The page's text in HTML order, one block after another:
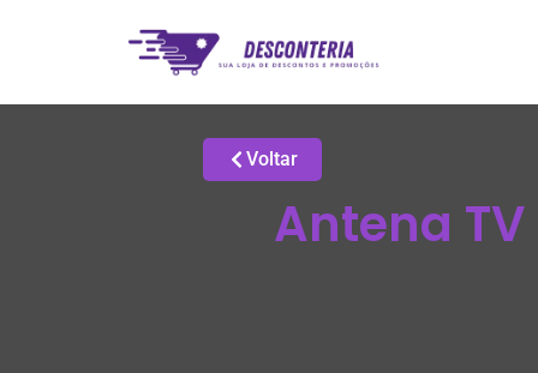
Voltar
Antena TV